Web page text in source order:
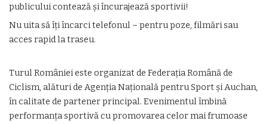
publicului contează și încurajează sportivii!
Nu uita să îți încarci telefonul – pentru poze, filmări sau
acces rapid la traseu.
Turul României este organizat de Federația Română de
Ciclism, alături de Agenția Națională pentru Sport și Auchan,
în calitate de partener principal. Evenimentul îmbină
performanța sportivă cu promovarea celor mai frumoase